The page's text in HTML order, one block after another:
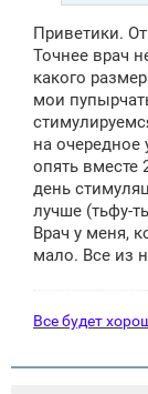
е
Приветики.
Точнее врач
какого
мои
на очередное
опять вместе
день
лучше (тьфу-
Врач у меня,
мало. Все из
Все будет